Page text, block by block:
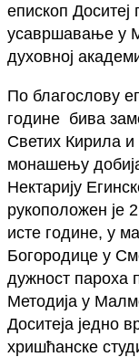
епископ
усавршавање у
духовној
По благослову
године бива
Светих Кирила
монашењу
Нектарију
рукоположен је
исте године, у
Богородице у
дужност пароха
Методија у
Доситеја једно
хришћанске